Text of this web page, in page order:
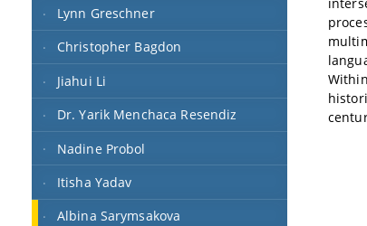
Lynn Greschner
Christopher Bagdon
Jiahui Li
Dr. Yarik Menchaca Resendiz
Nadine Probol
Itisha Yadav
Albina Sarymsakova